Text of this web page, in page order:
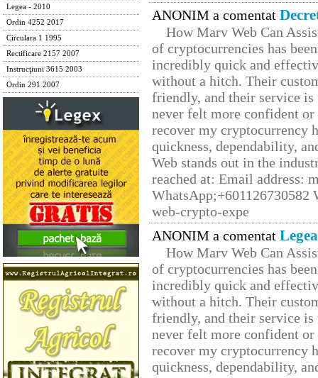
Legea - 2010
Ordin 4252 2017
Circulara 1 1995
Rectificare 2157 2007
Instrucţiuni 3615 2003
Ordin 291 2007
ANONIM a comentat
How Marv Web Can
of cryptocurrencies has
incredibly quick and
without a hitch. Their
friendly, and their service
never felt more confident
recover my cryptocurrency
quickness, dependability,
Web stands out in the
reached at: Email address:
web-crypto-expe
ANONIM a comentat
How Marv Web Can
of cryptocurrencies has
incredibly quick and
without a hitch. Their
friendly, and their service
never felt more confident
recover my cryptocurrency
quickness, dependability,